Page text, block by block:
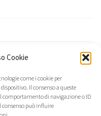
Cookie
come i cookie per
Il consenso a queste
comportamento di navigazione o ID
consenso può influire